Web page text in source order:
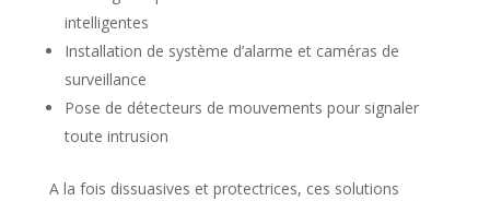
intelligentes
Installation de système d’alarme et caméras de
surveillance
Pose de détecteurs de mouvements pour signaler
toute intrusion
A la fois dissuasives et protectrices, ces solutions